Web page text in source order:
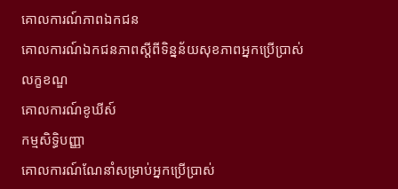
គោលការណ៍ភាពឯកជន
គោលការណ៍ឯកជនភាពស្ដីពីទិន្នន័យសុខភាពអ្នកប្រើប្រាស់
លក្ខខណ្ឌ
គោលការណ៍ខូឃីស៍
កម្មសិទ្ធិបញ្ញា
គោលការណ៍ណែនាំសម្រាប់អ្នកប្រើប្រាស់